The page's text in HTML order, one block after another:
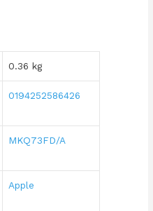
0.36 kg
0194252586426
MKQ73FD/A
Apple